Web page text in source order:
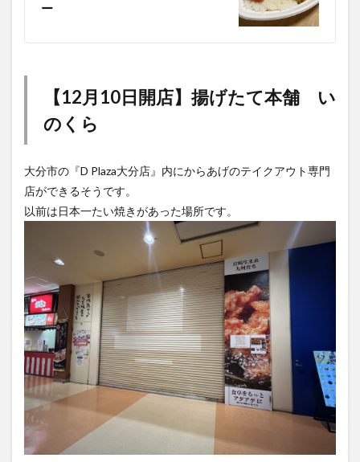
ー
【12月10日開店】揚げたて本舗 い
のくら
大分市の『D Plaza大分店』内にからあげのテイクアウト専門
店ができるそうです。
以前は日本一たい焼きがあった場所です。